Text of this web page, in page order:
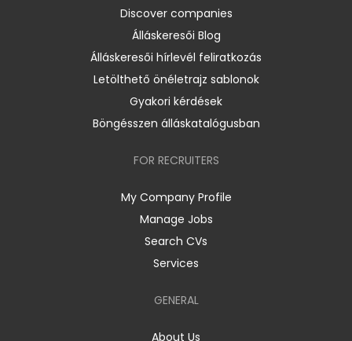
Discover companies
Álláskeresői Blog
Álláskeresői hírlevél feliratkozás
Letölthető önéletrajz sablonok
Gyakori kérdések
Böngésszen álláskatalógusban
FOR RECRUITERS
My Company Profile
Manage Jobs
Search CVs
Services
GENERAL
About Us